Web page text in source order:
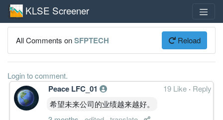
KLSE Screener
All Comments onSFPTECH Reload
Login to comment.
Peace LFC_01 19 Like · Reply
希望未来公司的业绩越来越好。